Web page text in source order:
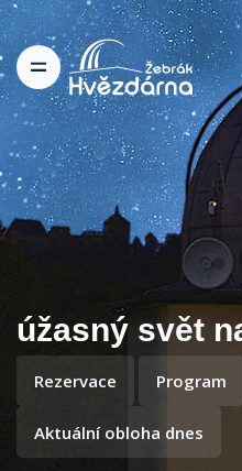
úžasný svět
Rezervace Program
Aktuální obloha dnes